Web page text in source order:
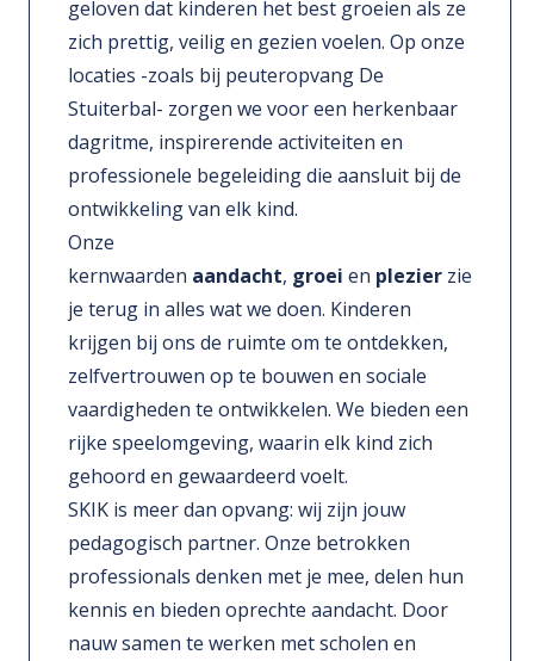
geloven dat kinderen het best groeien als ze
zich prettig, veilig en gezien voelen. Op onze
locaties -zoals bij peuteropvang De
Stuiterbal- zorgen we voor een herkenbaar
dagritme, inspirerende activiteiten en
professionele begeleiding die aansluit bij de
ontwikkeling van elk kind.
Onze
kernwaarden aandacht, groei en plezier zie
je terug in alles wat we doen. Kinderen
krijgen bij ons de ruimte om te ontdekken,
zelfvertrouwen op te bouwen en sociale
vaardigheden te ontwikkelen. We bieden een
rijke speelomgeving, waarin elk kind zich
gehoord en gewaardeerd voelt.
SKIK is meer dan opvang: wij zijn jouw
pedagogisch partner. Onze betrokken
professionals denken met je mee, delen hun
kennis en bieden oprechte aandacht. Door
nauw samen te werken met scholen en